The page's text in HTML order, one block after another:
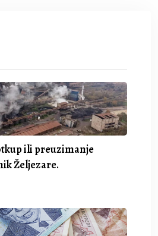
ili preuzimanje
Željezare.